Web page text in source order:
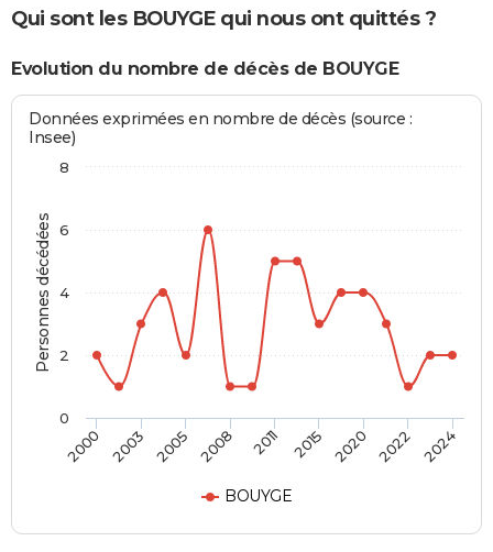
Qui sont les BOUYGE qui nous ont quittés ?
Evolution du nombre de décès de BOUYGE
Personnes décédées
Données exprimées en nombre de décès (source :
Insee)
BOUYGE
2000 2003 2005 2008 2011 2015 2020 2022 2024
0
2
4
6
8